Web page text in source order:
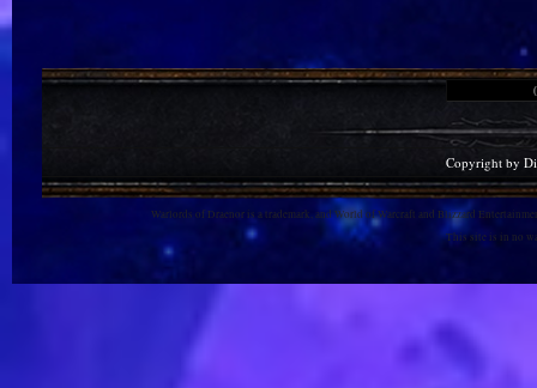
Copyright by
Warlords of Draenor is a trademark, and World of Warcraft and Blizzard
This site is in no